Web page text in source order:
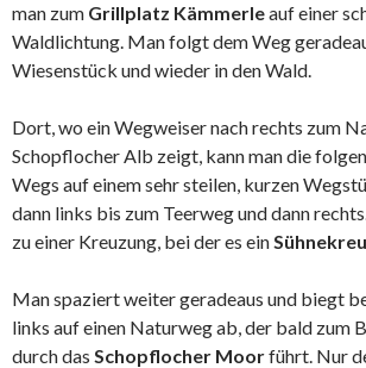
man zum Grillplatz Kämmerleauf einer
Waldlichtung. Man folgt dem Weg
Wiesenstück und wieder in den Wald.
Dort, wo ein Wegweiser nach rechts zum
Schopflocher Alb zeigt, kann man die
Wegs auf einem sehr steilen, kurzen
dann links bis zum Teerweg und dann
zu einer Kreuzung, bei der es ein
Man spaziert weiter geradeaus und biegt
links auf einen Naturweg ab, der bald zum
durch das Schopflocher Moorführt. Nur